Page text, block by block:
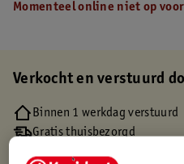
Momenteel online niet op
Verkocht en verstuurd
Binnen 1 werkdag verstuurd
Gratis thuisbezorgd